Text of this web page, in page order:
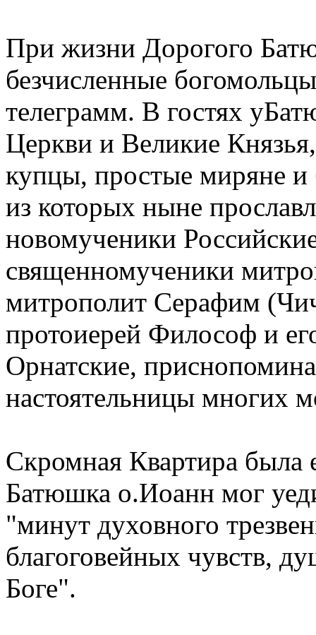
При жизни Дорогого
безчисленные
телеграмм. В гостях
Церкви и Великие
купцы, простые миряне и
из которых ныне
новомученики
священномученики
митрополит Серафим
протоиерей Философ и
Орнатские,
настоятельницы многих
Скромная Квартира была
Батюшка о.Иоанн мог
"минут духовного
благоговейных чувств,
Боге".